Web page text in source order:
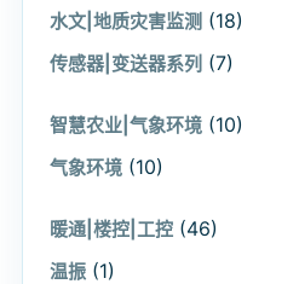
水文|地质灾害监测 (18)
传感器|变送器系列 (7)
智慧农业|气象环境 (10)
气象环境 (10)
暖通|楼控|工控 (46)
温振 (1)